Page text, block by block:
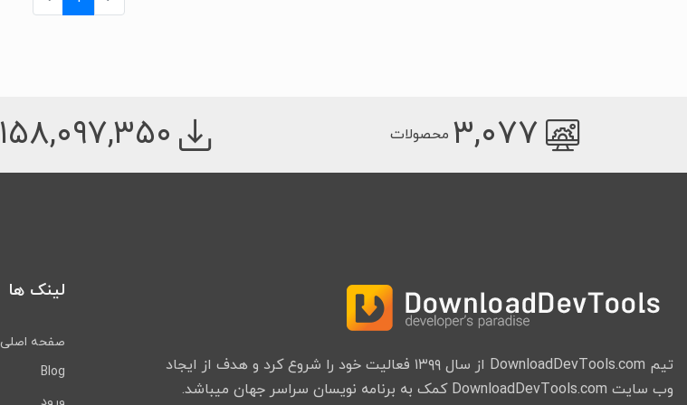
۳,۰۷۷ محصولات ۱۵۸,۰۹۷,۳۵۰
تیم DownloadDevTools.com از سال ۱۳۹۹ فعالیت خود را شروع کرد و هدف از ایجاد
وب سایت DownloadDevTools.com کمک به برنامه نویسان سراسر جهان میباشد.
لینک ها
صفحه اصلی
Blog